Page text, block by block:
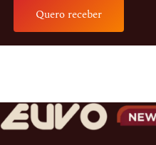
Quero receber